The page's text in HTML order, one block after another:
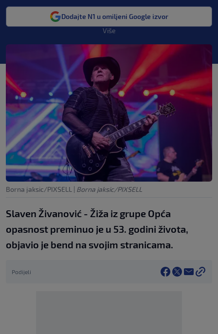
Dodajte N1 u omiljeni Google izvor
Više
Borna jaksic/PIXSELL | Borna jaksic/PIXSELL
Slaven Živanović - Žiža iz grupe Opća
opasnost preminuo je u 53. godini života,
objavio je bend na svojim stranicama.
Podijeli